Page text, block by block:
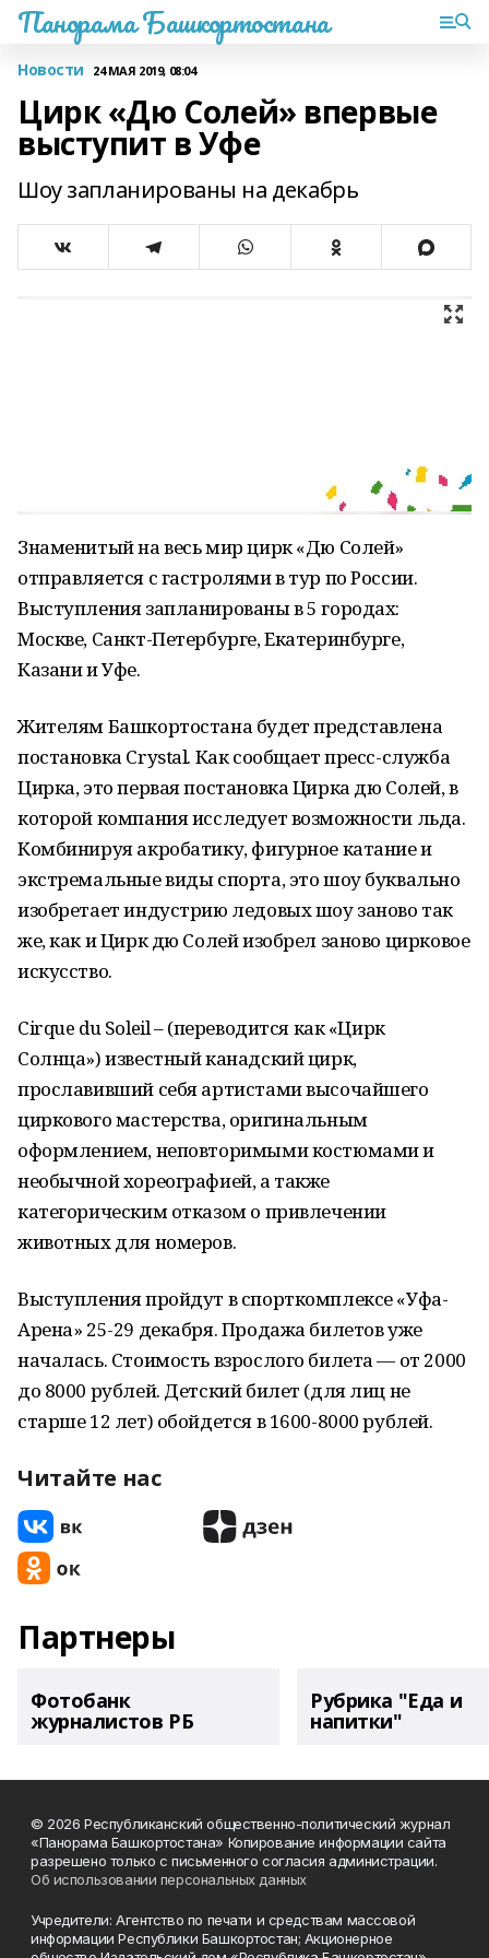
Панорама Башкортостана
Новости 24 МАЯ 2019, 08:04
Цирк «Дю Солей» впервые
выступит в Уфе
Шоу запланированы на декабрь
Знаменитый на весь мир цирк «Дю Солей»
отправляется с гастролями в тур по России.
Выступления запланированы в 5 городах:
Москве, Санкт-Петербурге, Екатеринбурге,
Казани и Уфе.
Жителям Башкортостана будет представлена
постановка Сrystal. Как сообщает пресс-служба
Цирка, это первая постановка Цирка дю Солей, в
которой компания исследует возможности льда.
Комбинируя акробатику, фигурное катание и
экстремальные виды спорта, это шоу буквально
изобретает индустрию ледовых шоу заново так
же, как и Цирк дю Солей изобрел заново цирковое
искусство.
Cirque du Soleil – (переводится как «Цирк
Солнца») известный канадский цирк,
прославивший себя артистами высочайшего
циркового мастерства, оригинальным
оформлением, неповторимыми костюмами и
необычной хореографией, а также
категорическим отказом о привлечении
животных для номеров.
Выступления пройдут в спорткомплексе «Уфа-
Арена» 25-29 декабря. Продажа билетов уже
началась. Стоимость взрослого билета — от 2000
до 8000 рублей. Детский билет (для лиц не
старше 12 лет) обойдется в 1600-8000 рублей.
Читайте нас
Партнеры
Фотобанк
журналистов РБ
Рубрика "Еда и
напитки"
© 2026 Республиканский общественно-политический журнал
«Панорама Башкортостана» Копирование информации сайта
разрешено только с письменного согласия администрации.
Об использовании персональных данных
Учредители: Агентство по печати и средствам массовой
информации Республики Башкортостан; Акционерное